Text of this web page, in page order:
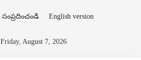
సంప్రదించండి English version
Friday, August 7, 2026